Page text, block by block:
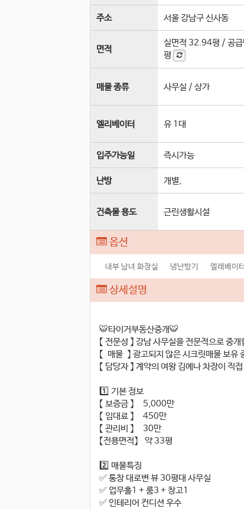
주소 서울 강남구 신사동
면적
실면적 32.94평 / 공
평
매물 종류 사무실 / 상가
엘리베이터 유 1 대
입주가능일 즉시가능
난방 개별,
건축물 용도 근린생활시설
옵션
내부 남녀 화장실 냉난방기 엘레베이터
상세설명
🐯타이거부동산중개🐯
【 전문성 】 강남 사무실을 전문적으로
【 매물 】 광고되지 않은 시크릿매물 보
【 담당자 】 계약의 여왕 김예나 차장이 직
1️⃣ 기본 정보
【 보증금 】 5,000만
【 임대료 】 450만
【 관리비 】 30만
【전용면적】 약 33평
2️⃣ 매물특징
✅ 통창 대로변 뷰 30평대 사무실
✅ 업무홀1 + 룸3 + 창고1
✅ 인테리어 컨디션 우수